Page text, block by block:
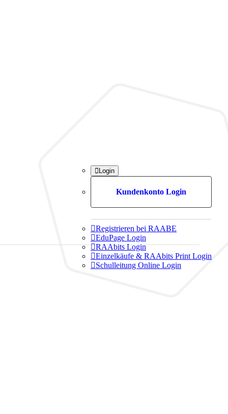
Login
Kundenkonto Login
Registrieren bei RAABE
EduPage Login
RAAbits Login
Einzelkäufe & RAAbits Print Login
Schulleitung Online Login